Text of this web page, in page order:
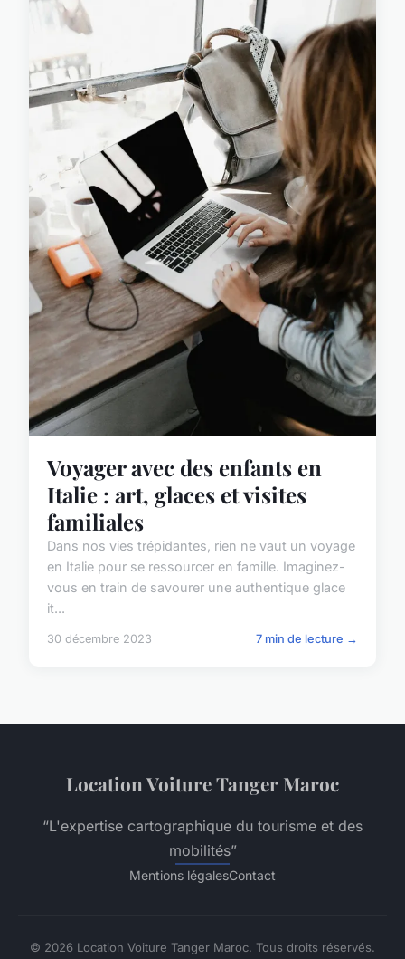
Voyager avec des enfants en
Italie : art, glaces et visites
familiales
Dans nos vies trépidantes, rien ne vaut un voyage
en Italie pour se ressourcer en famille. Imaginez-
vous en train de savourer une authentique glace
it...
30 décembre 2023 7 min de lecture →
Location Voiture Tanger Maroc
“L'expertise cartographique du tourisme et des
mobilités”
Mentions légalesContact
© 2026 Location Voiture Tanger Maroc. Tous droits réservés.